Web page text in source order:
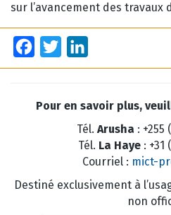
sur l’avancement des travaux
Facebook
Twitter
Pour en savoir plus,
Tél. Arusha : +255
Tél. La Haye: +31
Courriel : mict-
Destiné exclusivement à
non